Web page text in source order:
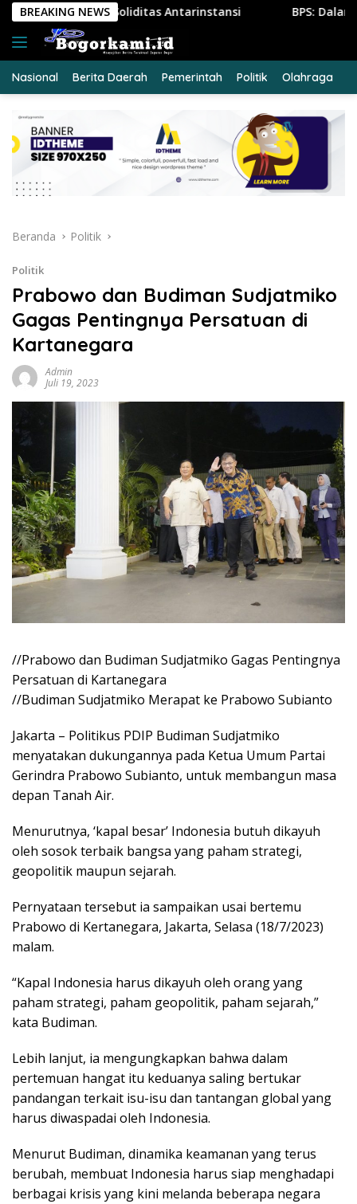
Langsung
konten
BREAKING NEWS BPS: Dalam Tiga Bulan, Lebih dari
Nasional Berita Daerah Pemerintah Politik Olahraga
Beranda Politik
Politik
Prabowo dan Budiman Sudjatmiko
Gagas Pentingnya Persatuan di
Kartanegara
Admin
Juli 19, 2023
//Prabowo dan Budiman Sudjatmiko Gagas Pentingnya
Persatuan di Kartanegara
//Budiman Sudjatmiko Merapat ke Prabowo Subianto
Jakarta – Politikus PDIP Budiman Sudjatmiko
menyatakan dukungannya pada Ketua Umum Partai
Gerindra Prabowo Subianto, untuk membangun masa
depan Tanah Air.
Menurutnya, ‘kapal besar’ Indonesia butuh dikayuh
oleh sosok terbaik bangsa yang paham strategi,
geopolitik maupun sejarah.
Pernyataan tersebut ia sampaikan usai bertemu
Prabowo di Kertanegara, Jakarta, Selasa (18/7/2023)
malam.
“Kapal Indonesia harus dikayuh oleh orang yang
paham strategi, paham geopolitik, paham sejarah,”
kata Budiman.
Lebih lanjut, ia mengungkapkan bahwa dalam
pertemuan hangat itu keduanya saling bertukar
pandangan terkait isu-isu dan tantangan global yang
harus diwaspadai oleh Indonesia.
Menurut Budiman, dinamika keamanan yang terus
berubah, membuat Indonesia harus siap menghadapi
berbagai krisis yang kini melanda beberapa negara